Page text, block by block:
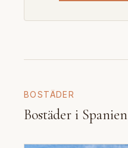
BOSTÄDER
Bostäder i Spanien